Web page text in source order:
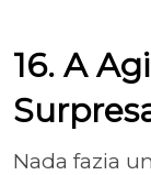
16. A
Nada fazia